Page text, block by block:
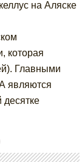
на Аляске
которая
Главными
являются
десятке